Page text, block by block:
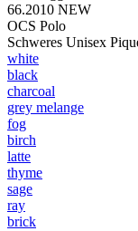
66.2010 NEW
OCS Polo
Schweres Unisex
white
black
charcoal
grey melange
fog
birch
latte
thyme
sage
ray
brick